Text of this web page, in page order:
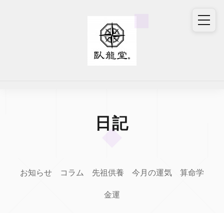
日記
お知らせ コラム 先祖供養 今月の運気 算命学
金運